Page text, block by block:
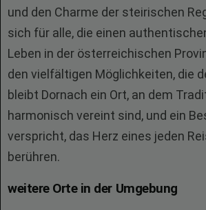
und den Charme der steirischen
sich für alle, die einen
Leben in der österreichischen
den vielfältigen Möglichkeiten, die
bleibt Dornach ein Ort, an dem
harmonisch vereint sind, und ein
verspricht, das Herz eines jeden
berühren.
weitere Orte in der Umgebung